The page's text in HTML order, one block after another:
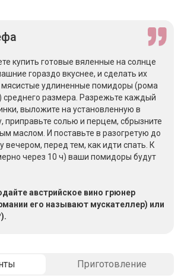
купить готовые вяленные на солнце
гораздо вкуснее, и сделать их
мясистые удлиненные помидоры (рома
среднего размера. Разрежьте каждый
выложите на установленную в
приправьте солью и перцем, сбрызните
маслом. И поставьте в разогретую до
вечером, перед тем, как идти спать. К
через 10 ч) ваши помидоры будут
австрийское вино грюнер
его называют мускателлер) или
Приготовление